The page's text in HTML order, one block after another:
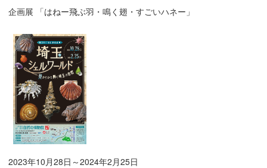
企画展 「はねー飛ぶ羽・鳴く翅・すごいハネー」
2023年10月28日～2024年2月25日